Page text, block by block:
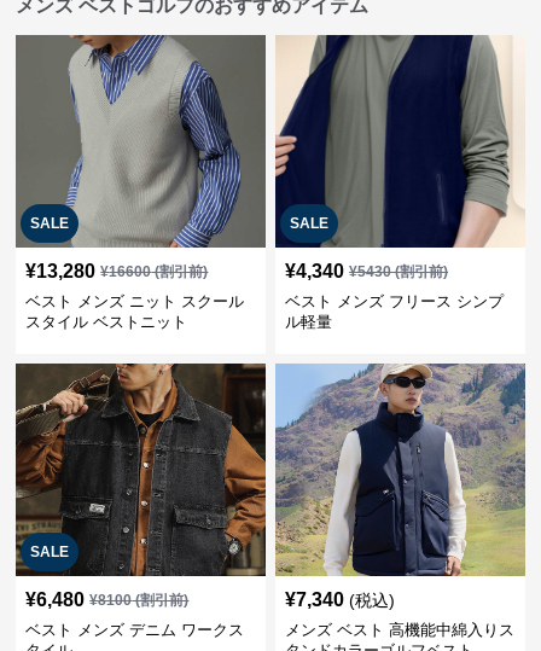
メンズ ベストゴルフのおすすめアイテム
SALE
¥13,280 ¥16600(割引前)
ベスト メンズ ニット スクール
スタイル ベストニット
SALE
¥4,340 ¥5430(割引前)
ベスト メンズ フリース シンプ
ル軽量
SALE
¥6,480 ¥8100(割引前)
ベスト メンズ デニム ワークス
¥7,340 (税込)
メンズ ベスト 高機能中綿入りス